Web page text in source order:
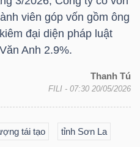
viên góp vốn gồm ông
đại diện pháp luật
Anh 2.9%.
Thanh Tú
FILI - 07:30 20/05/2026
tái tạo tỉnh Sơn La